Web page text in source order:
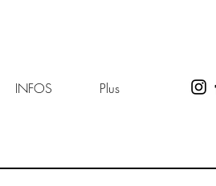
INFOS Plus